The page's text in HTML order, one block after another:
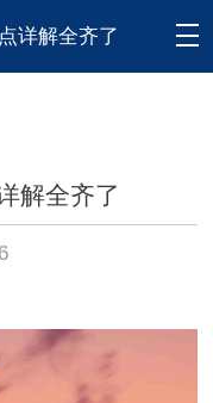
详解全齐了
解全齐了